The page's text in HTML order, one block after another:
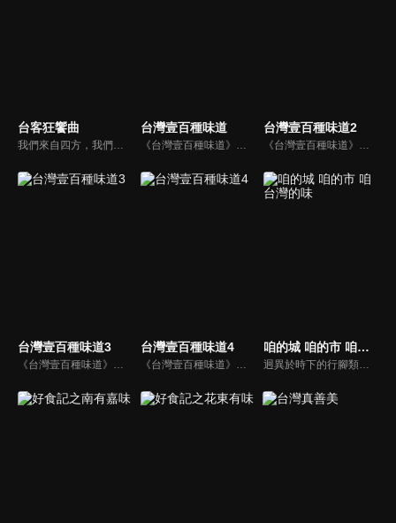
台客狂饗曲
我們來自四方，我們落腳福爾摩沙，我們在這寶島作客，我們都是美麗台灣的客人，我們邀您一起演繹台客狂饗曲。
台灣壹百種味道
《台灣壹百種味道》以台灣味為主角，透過節目，呈現每一道台灣菜的滋味與廚師的故事。每集主題不只談食材的來源、廚師作法的異同，還有更多藉由一道道美食，看見每一位美食作手，背後所潛藏的人生故事。觀眾跟著節目裡面的故事，了解台灣美食、歷史淵源、多元文化、生活方式以及屬於台灣人的情感。
台灣壹百種味道2
《台灣壹百種味道》以台灣味為主角，透過節目，呈現每一道台灣菜的滋味與廚師的故事。每集主題不只談食材的來源、廚師作法的異同，還有更多藉由一道道美食，看見每一位美食作手，背後所潛藏的人生故事。觀眾跟著節目裡面的故事，了解台灣美食、歷史淵源、多元文化、生活方式以及屬於台灣人的情感。
台灣壹百種味道3
《台灣壹百種味道》以台灣味為主角，透過節目，呈現每一道台灣菜的滋味與廚師的故事。每集主題不只談食材的來源、廚師作法的異同，還有更多藉由一道道美食，看見每一位美食作手，背後所潛藏的人生故事。觀眾跟著節目裡面的故事，了解台灣美食、歷史淵源、多元文化、生活方式以及屬於台灣人的情感。
台灣壹百種味道4
《台灣壹百種味道》以台灣味為主角，透過節目，呈現每一道台灣菜的滋味與廚師的故事。每集主題不只談食材的來源、廚師作法的異同，還有更多藉由一道道美食，看見每一位美食作手，背後所潛藏的人生故事。觀眾跟著節目裡面的故事，了解台灣美食、歷史淵源、多元文化、生活方式以及屬於台灣人的情感。
咱的城 咱的市 咱台灣的味
迥異於時下的行腳類美食節目，從台語文學角度出發，以深度的紀錄片方式，記錄台灣每一道庶民飲食的來龍去脈，不管是賣街頭小吃的阿桑、鄉下辦桌的總鋪師、百年餐廳老闆、街訪鄰舍、小農、職人等，藉由他們娓娓說起擅長或懷念的種種菜色，一道道伴隨著人生回憶的甘苦滋味，也述說出庶民飲食的風貌。